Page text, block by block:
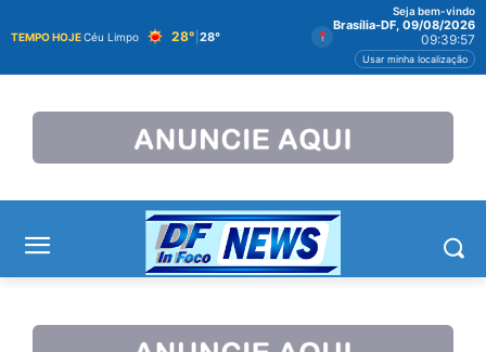
TEMPO HOJECéu Limpo 28° 28°
Seja bem-vindo
Brasília-DF, 09/08/2026
09:39:58
Usar minha localização